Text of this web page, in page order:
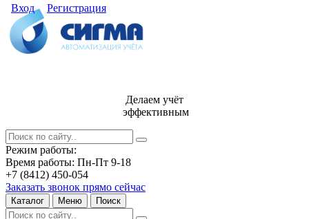
Вход Регистрация
Делаем учёт
эффективным
Режим работы:
Время работы: Пн-Пт 9-18
+7 (8412) 450-054
Заказать звонок прямо сейчас
Каталог Меню Поиск